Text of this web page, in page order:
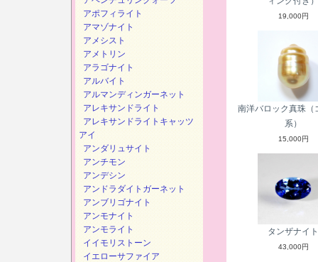
19,000円
南洋バロック真珠（
系）
15,000円
タンザナイト
43,000円
アポフィライト
アマゾナイト
アメシスト
アメトリン
アラゴナイト
アルバイト
アルマンディンガーネット
アレキサンドライト
アレキサンドライトキャッツ
アイ
アンダリュサイト
アンチモン
アンデシン
アンドラダイトガーネット
アンブリゴナイト
アンモナイト
アンモライト
イイモリストーン
イエローサファイア